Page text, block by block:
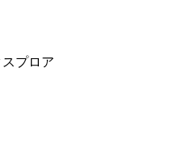
プロア